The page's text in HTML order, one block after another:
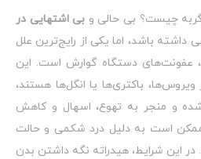
چیست؟ بی حالی و بی اشتهایی در
داشته باشد، اما یکی از رایج‌ترین علل
عفونت‌های دستگاه گوارش است. این
باکتری‌ها یا انگل‌ها هستند،
و منجر به تهوع، اسهال و کاهش
ممکن است به دلیل درد شکمی و حالت
در این شرایط، هیدراته نگه داشتن بدن